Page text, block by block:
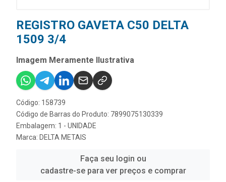
REGISTRO GAVETA C50 DELTA
1509 3/4
Imagem Meramente Ilustrativa
Código: 158739
Código de Barras do Produto: 7899075130339
Embalagem: 1 - UNIDADE
Marca: DELTA METAIS
Faça seu login ou
cadastre-se para ver preços e comprar